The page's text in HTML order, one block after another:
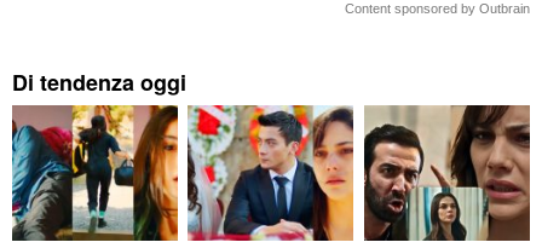
Content sponsored by Outbrain
Di tendenza oggi